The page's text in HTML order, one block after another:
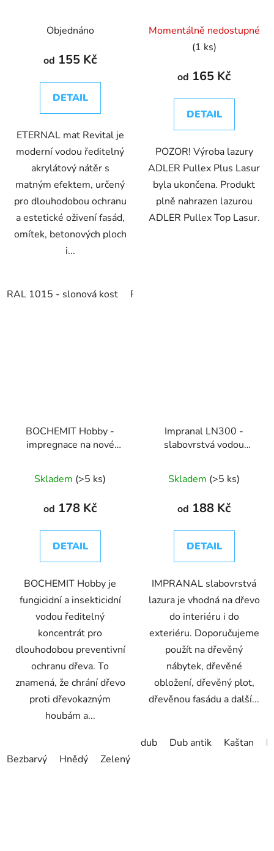
barva
Objednáno
od 155 Kč
DETAIL
ETERNAL mat Revital je
moderní vodou ředitelný
akrylátový nátěr s
matným efektem, určený
pro dlouhodobou ochranu
a estetické oživení fasád,
omítek, betonových ploch
i...
RAL 1015 - slonová kost RAL 1019 - šedobéžová
Momentálně nedostupné
(1 ks)
od 165 Kč
DETAIL
POZOR! Výroba lazury
ADLER Pullex Plus Lasur
byla ukončena. Produkt
plně nahrazen lazurou
ADLER Pullex Top Lasur.
BOCHEMIT Hobby -
impregnace na nové
Skladem (>5 ks)
od 178 Kč
DETAIL
BOCHEMIT Hobby je
fungicidní a insekticidní
vodou ředitelný
koncentrát pro
dlouhodobou preventivní
ochranu dřeva. To
znamená, že chrání dřevo
proti dřevokazným
houbám a...
Bezbarvý Hnědý Zelený
Impranal LN300 -
slabovrstvá vodou
Skladem (>5 ks)
od 188 Kč
DETAIL
IMPRANAL slabovrstvá
lazura je vhodná na dřevo
do interiéru i do
exteriéru. Doporučujeme
použít na dřevěný
nábytek, dřevěné
obložení, dřevěný plot,
dřevěnou fasádu a další...
dub Dub antik Kaštan